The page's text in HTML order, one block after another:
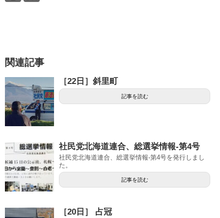
関連記事
［22日］斜里町
記事を読む
社民党北海道連合、総選挙情報-第4号
社民党北海道連合、総選挙情報-第4号を発行しまし
た。
記事を読む
［20日］ 占冠